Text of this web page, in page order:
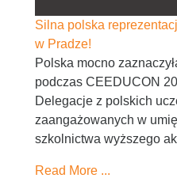
Silna polska
w Pradze!
Polska mocno
podczas CEEDUCON
Delegacje z polskich
zaangażowanych w
szkolnictwa wyższego
Read More ...